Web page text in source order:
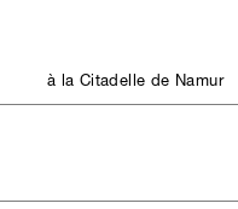
à la Citadelle de Namur